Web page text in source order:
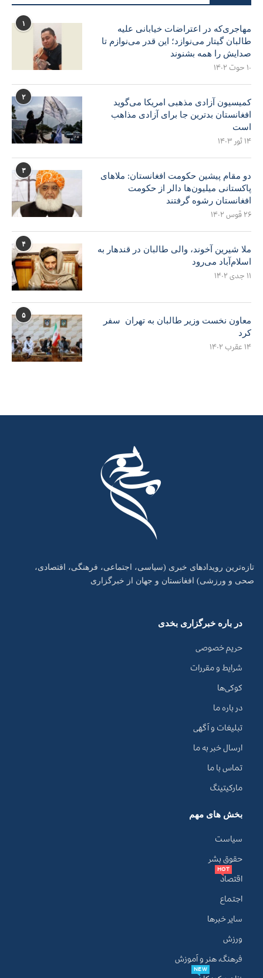
۱
مهاجری‌که در اعتراضات خیابانی علیه
طالبان گیتار می‌نوازد؛ این قدر می‌نوازم تا
صدایش را همه بشنوند
۱۰ حوت ۱۴۰۲
۲
کمیسیون آزادی مذهبی امریکا می‌گوید
افغانستان بدترین جا برای آزادی مذاهب
است
۱۴ ثور ۱۴۰۳
۳
دو مقام پیشین حکومت افغانستان: ملاهای
پاکستانی میلیون‌ها دالر از حکومت
افغانستان رشوه گرفتند
۲۶ قوس ۱۴۰۲
۴
ملا شیرین آخوند، والی طالبان در قندهار به
اسلام‌آباد می‌رود
۱۱ جدی ۱۴۰۲
۵
معاون نخست وزیر طالبان به تهران سفر
کرد
۱۴ عقرب ۱۴۰۲
تازه‌ترین رویدادهای خبری (سیاسی، اجتماعی، فرهنگی، اقتصادی،
صحی و ورزشی) افغانستان و جهان از خبرگزاری
در باره خبرگزاری بخدی
حریم خصوصی
شرایط و مقررات
کوکی‌ها
در باره ما
تبلیغات و آگهی
ارسال خبر به ما
تماس با ما
مارکیتینگ
بخش های مهم
سیاست
حقوق بشر
اقتصاد
HOT
اجتماع
سایر خبرها
ورزش
فرهنگ، هنر و آموزش
NEW